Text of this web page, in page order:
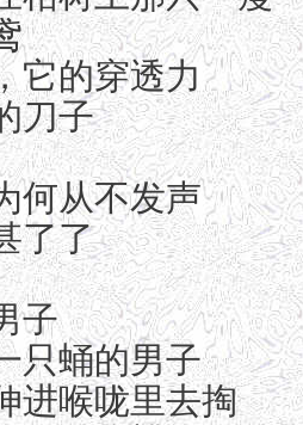
它的穿透力
刀子
何从不发声
了了
子
只蛹的男子
进喉咙里去掏